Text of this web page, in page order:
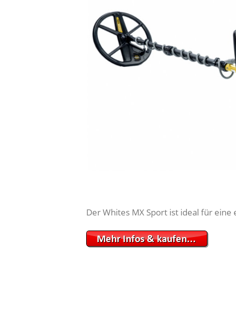
Der Whites MX Sport ist ideal für